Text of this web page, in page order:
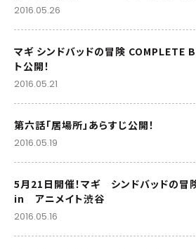
2016.05.26
マギ シンドバッドの冒険 COMPLETE
ト公開！
2016.05.21
第六話「居場所」あらすじ公開！
2016.05.19
5月21日開催！マギ シンドバッドの
in アニメイト渋谷
2016.05.16